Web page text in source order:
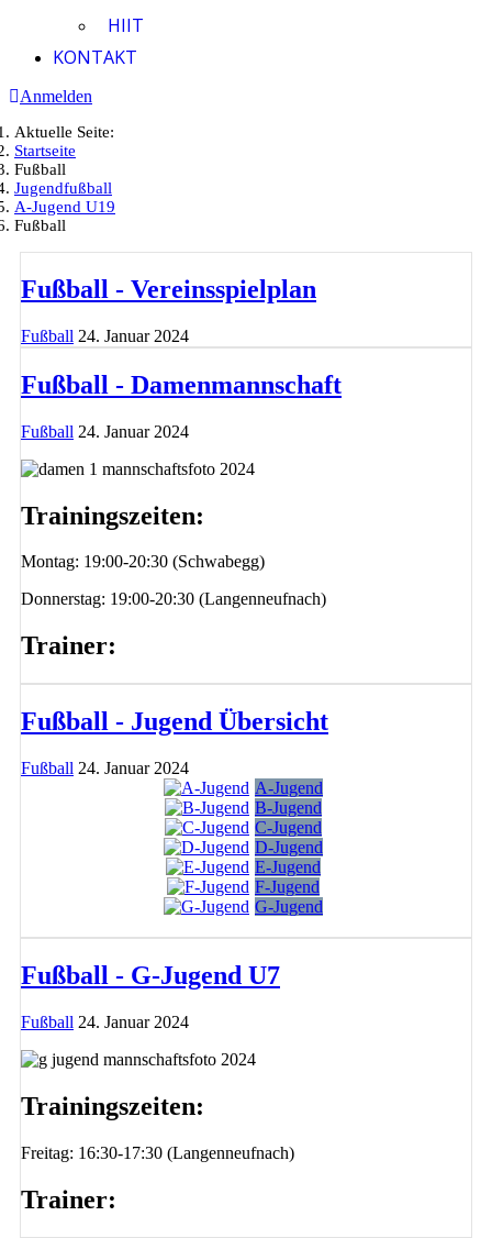
HIIT
KONTAKT
Anmelden
Aktuelle Seite:
Startseite
Fußball
Jugendfußball
A-Jugend U19
Fußball
Fußball - Vereinsspielplan
Fußball 24. Januar 2024
Fußball - Damenmannschaft
Fußball 24. Januar 2024
Trainingszeiten:
Montag: 19:00-20:30 (Schwabegg)
Donnerstag: 19:00-20:30 (Langenneufnach)
Trainer:
Fußball - Jugend Übersicht
Fußball 24. Januar 2024
A-Jugend
B-Jugend
C-Jugend
D-Jugend
E-Jugend
F-Jugend
G-Jugend
Fußball - G-Jugend U7
Fußball 24. Januar 2024
Trainingszeiten:
Freitag: 16:30-17:30 (Langenneufnach)
Trainer: